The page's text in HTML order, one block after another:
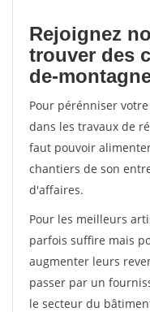
Rejoignez
trouver des
de-
Pour pérénniser
dans les travaux de
faut pouvoir
chantiers de son
d'affaires.
Pour les meilleurs
parfois suffire mais
augmenter leurs
passer par un
le secteur du